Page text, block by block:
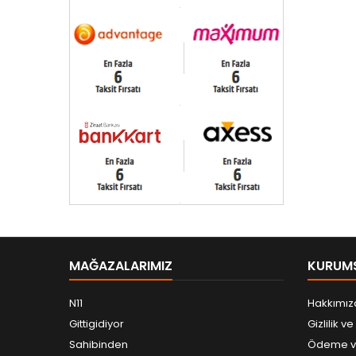
MAĞAZALARIMIZ
N11
Gittigidiyor
Sahibinden
Gizlilik
Ödeme